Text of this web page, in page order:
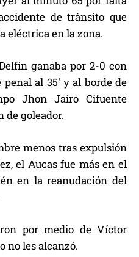
de tránsito que
eléctrica en la zona.
ganaba por 2-0 con
penal al 35′ y al borde de
Jhon Jairo Cifuente
de goleador.
menos tras expulsión
el Aucas fue más en el
en la reanudación del
por medio de Víctor
no les alcanzó.